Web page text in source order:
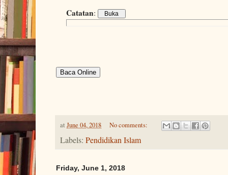
Catatan:
Baca Online
at June 04, 2018 No comments:
Labels: Pendidikan Islam
Friday, June 1, 2018